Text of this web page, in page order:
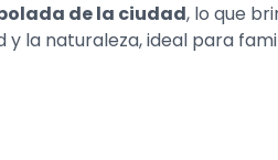
de la ciudad, lo que
la naturaleza, ideal para